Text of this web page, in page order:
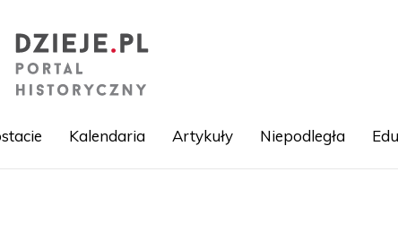
Kalendaria Artykuły Niepodległa